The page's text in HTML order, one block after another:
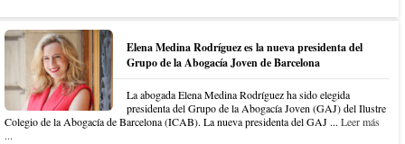
Elena Medina Rodríguez es la nueva presidenta del
Grupo de la Abogacía Joven de Barcelona
La abogada Elena Medina Rodríguez ha sido elegida
presidenta del Grupo de la Abogacía Joven (GAJ) del Ilustre
Colegio de la Abogacía de Barcelona (ICAB). La nueva presidenta del GAJ ... Leer más
...